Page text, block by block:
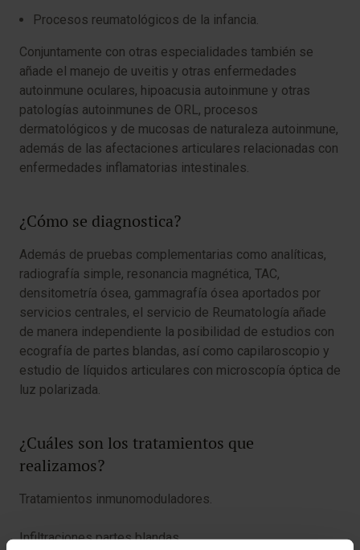
Procesos reumatológicos de la infancia.
Conjuntamente con otras especialidades también se
añade el manejo de uveitis y otras enfermedades
autoinmune oculares, hipoacusia autoinmune y otras
patologías autoinmunes de ORL, procesos
dermatológicos y de mucosas de naturaleza autoinmune,
además de las afectaciones articulares relacionadas con
enfermedades inflamatorias intestinales.
¿Cómo se diagnostica?
Además de pruebas complementarias como analíticas,
radiografía simple, resonancia magnética, TAC,
densitometría ósea, gammagrafía ósea aportados por
servicios centrales, el servicio de Reumatología añade
de manera independiente la posibilidad de estudios con
ecografía de partes blandas, así como capilaroscopio y
estudio de líquidos articulares con microscopía óptica de
luz polarizada.
¿Cuáles son los tratamientos que
realizamos?
Tratamientos inmunomoduladores.
Infiltraciones partes blandas..